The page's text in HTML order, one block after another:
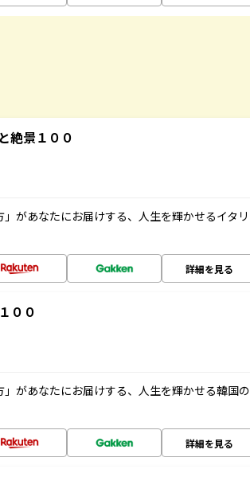
絶景１００
があなたにお届けする、人生を輝かせるイタリ
詳細を見る
００
があなたにお届けする、人生を輝かせる韓国の
詳細を見る